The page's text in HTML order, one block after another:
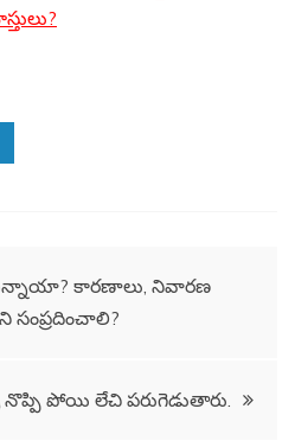
కారణాలు, నివారణ
సంప్రదించాలి?
పోయి లేచి పరుగెడుతారు.